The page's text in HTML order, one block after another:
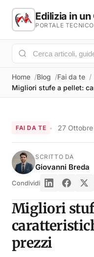
Edilizia in
PORTALE
Home Blog
Fai da te
Migliori stufe a pellet:
FAI DA TE 27
SCRITTO DA
Giovanni Breda
Condividi
Migliori
prezzi